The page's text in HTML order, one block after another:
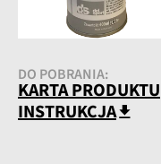
DO POBRANIA:
KARTA PRODUKTU
INSTRUKCJA